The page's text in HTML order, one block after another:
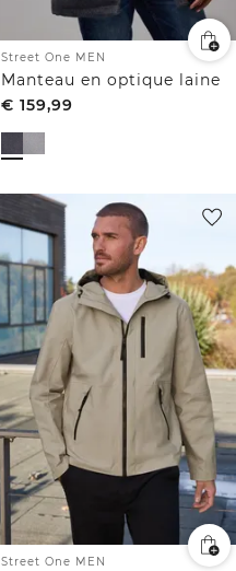
Street One MEN
Manteau en optique laine
€ 159,99
Street One MEN